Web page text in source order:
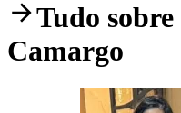
Tudo sobre
Camargo